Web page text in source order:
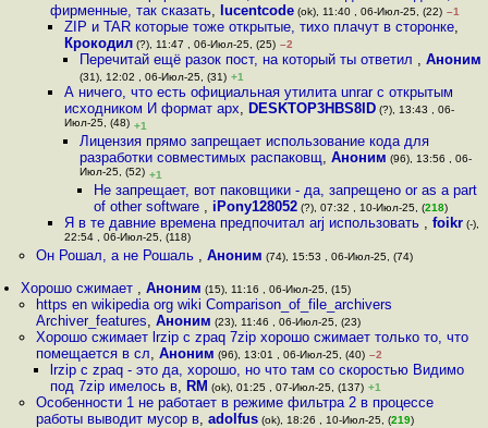
фирменные, так сказать, lucentcode(ok), 11:40 , 06-Июл-25, (22) –1
ZIP и TAR которые тоже открытые, тихо плачут в сторонке,
Крокодил (?), 11:47 , 06-Июл-25, (25) –2
Перечитай ещё разок пост, на который ты ответил , Аноним
(31), 12:02 , 06-Июл-25, (31) +1
А ничего, что есть официальная утилита unrar с открытым
исходником И формат арх, DESKTOP3HBS8ID (?), 13:43 , 06-
Июл-25, (48) +1
Лицензия прямо запрещает использование кода для
разработки совместимых распаковщ, Аноним (96), 13:56 , 06-
Июл-25, (52) +1
Не запрещает, вот паковщики - да, запрещено or as a part
of other software , iPony128052(?), 07:32 , 10-Июл-25, (218)
Я в те давние времена предпочитал arj использовать ,foikr (-),
22:54 , 06-Июл-25, (118)
Он Рошал, а не Рошаль , Аноним (74), 15:53 , 06-Июл-25, (74)
Хорошо сжимает ,Аноним (15), 11:16 , 06-Июл-25, (15)
https en wikipedia org wiki Comparison_of_file_archivers
Archiver_features, Аноним (23), 11:46 , 06-Июл-25, (23)
Хорошо сжимает lrzip с zpaq 7zip хорошо сжимает только то, что
помещается в сл, Аноним (96), 13:01 , 06-Июл-25, (40) –2
lrzip с zpaq - это да, хорошо, но что там со скоростью Видимо
под 7zip имелось в, RM (ok), 01:25 , 07-Июл-25, (137) +1
Особенности 1 не работает в режиме фильтра 2 в процессе
работы выводит мусор в, adolfus(ok), 18:26 , 10-Июл-25, (219)